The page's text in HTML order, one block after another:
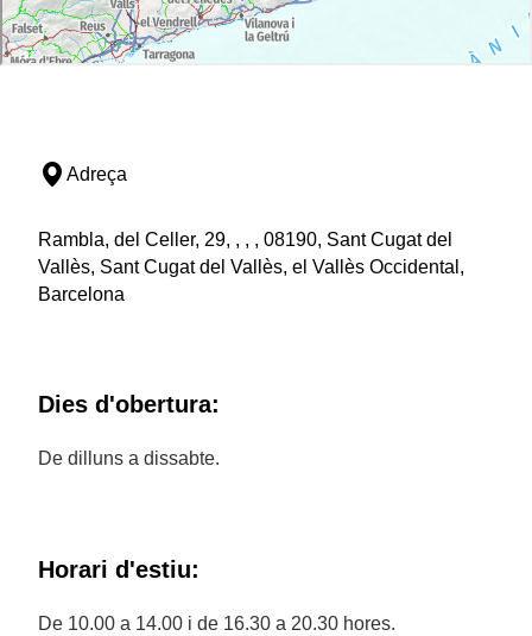
Adreça
Rambla, del Celler, 29, , , , 08190, Sant Cugat del
Vallès, Sant Cugat del Vallès, el Vallès Occidental,
Barcelona
Dies d'obertura:
De dilluns a dissabte.
Horari d'estiu:
De 10.00 a 14.00 i de 16.30 a 20.30 hores.